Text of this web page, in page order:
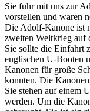
Sie fuhr mit uns zur
vorstellen und waren
Die Adolf-Kanone ist
zweiten Weltkrieg auf
Sie sollte die Einfahrt
englischen U-Booten
Kanonen für große
konnten. Die
Sie stehen auf einem
werden. Um die